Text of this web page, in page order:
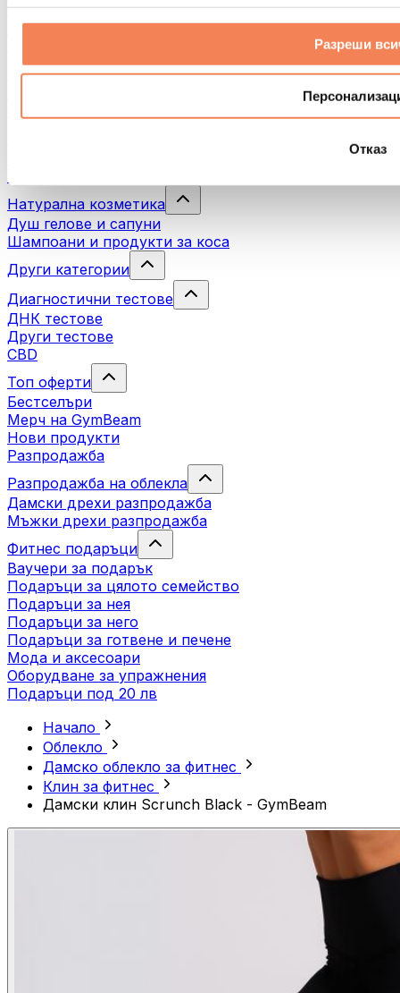
Разреши
Отказ
Студена терапия
Плуване
Биохакинг
Филтри и кани за вода
Натурална козметика
Душ гелове и сапуни
Шампоани и продукти за коса
Други категории
Диагностични тестове
ДНК тестове
Други тестове
CBD
Топ оферти
Бестселъри
Мерч на GymBeam
Нови продукти
Разпродажба
Разпродажба на облекла
Дамски дрехи разпродажба
Мъжки дрехи разпродажба
Фитнес подаръци
Ваучери за подарък
Подаръци за цялото семейство
Подаръци за нея
Подаръци за него
Подаръци за готвене и печене
Мода и аксесоари
Оборудване за упражнения
Подаръци под 20 лв
Начало
Облекло
Дамско облекло за фитнес
Клин за фитнес
Дамски клин Scrunch Black - GymBeam